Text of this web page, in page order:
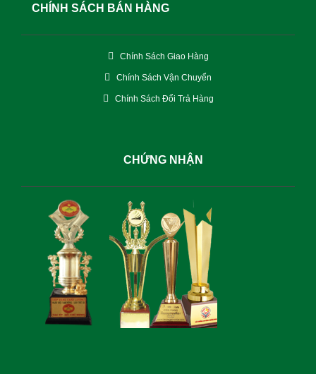
CHÍNH SÁCH BÁN HÀNG
Chính Sách Giao Hàng
Chính Sách Vận Chuyển
Chính Sách Đổi Trả Hàng
CHỨNG NHẬN